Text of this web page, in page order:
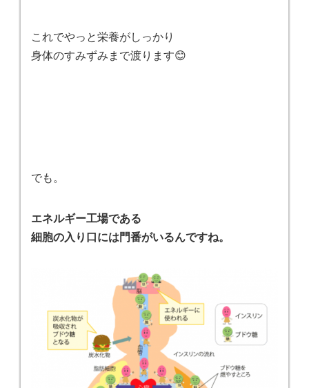
これでやっと栄養がしっかり
身体のすみずみまで渡ります😊
でも。
エネルギー工場である
細胞の入り口には門番がいるんですね。